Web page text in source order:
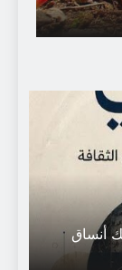
أنساق